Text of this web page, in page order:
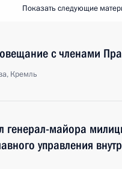
Показать следующие
с членами
Кремль
генерал-майора
управления